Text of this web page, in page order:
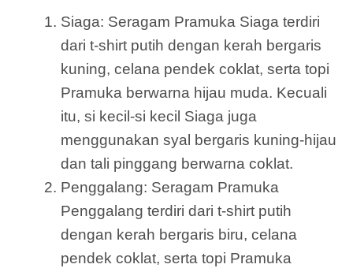
Siaga: Seragam Pramuka Siaga terdiri
dari t-shirt putih dengan kerah bergaris
kuning, celana pendek coklat, serta topi
Pramuka berwarna hijau muda. Kecuali
itu, si kecil-si kecil Siaga juga
menggunakan syal bergaris kuning-hijau
dan tali pinggang berwarna coklat.
Penggalang: Seragam Pramuka
Penggalang terdiri dari t-shirt putih
dengan kerah bergaris biru, celana
pendek coklat, serta topi Pramuka